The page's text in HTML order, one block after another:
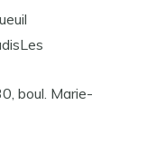
boul. Marie-